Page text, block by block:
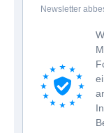
Newsletter